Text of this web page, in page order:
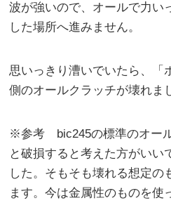
波が強いので、オールで力い
した場所へ進みません。
思いっきり漕いでいたら、「
側のオールクラッチが壊れま
※参考 bic245の標準のオー
と破損すると考えた方がいい
した。そもそも壊れる想定の
ます。今は金属性のものを使